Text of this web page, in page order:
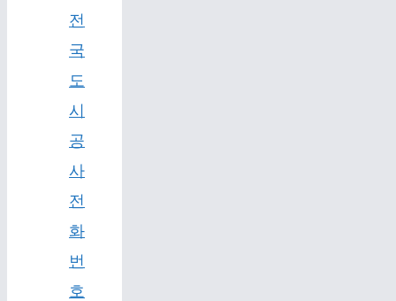
전
국
도
시
공
사
전
화
번
호